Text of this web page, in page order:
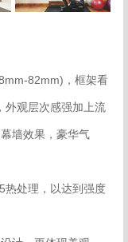
82mm)，框架看
外观层次感强加上流
墙效果，豪华气
热处理，以达到强度